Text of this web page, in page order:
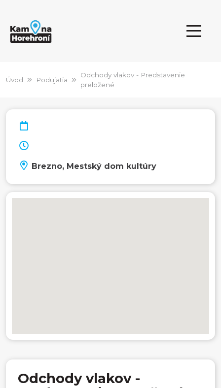
Úvod Podujatia
Odchody vlakov - Predstavenie
preložené
Brezno, Mestský dom kultúry
Odchody vlakov -